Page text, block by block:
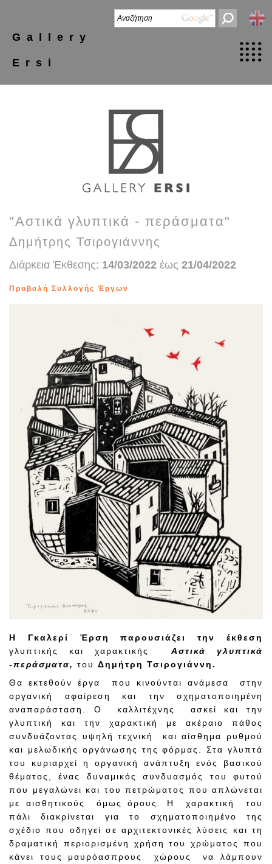
Gallery
Ersi
"Αστικά γλυπτικά - περάσματα"
Δημήτρης Τσιρογιάννης
Διάρκεια Έκθεσης: 14/03/2022 έως 21/04/2022
Προβολή Συλλογής Έργων
Η Γκαλερί Έρση παρουσιάζει την έκθεση
γλυπτικής και χαρακτικής
Αστικά γλυπτικά
-περάσματα, του Δημήτρη Τσιρογιάννη.
Θα εκτεθούν έργα που κινούνται ανάμεσα στην
οργανική αφαίρεση και την σχηματοποιημένη
αναπαράσταση. Ο καλλιτέχνης ασκεί και την
γλυπτική και την χαρακτική με ακέραιο πάθος
συνδυάζοντας υψηλή τεχνική και αίσθημα ρυθμού
και μελωδικής οργάνωσης της φόρμας. Στα γλυπτά
του κυριαρχεί η οργανική ανάπτυξη ενός βασικού
θέματος, ένας δυναμικός συνδυασμός του φυτού
που μεγαλώνει και του πετρώματος που απλώνεται
με αισθητικούς όμως όρους. Η χαρακτική του
πάλι διακρίνεται για το σχηματοποιημένο της
σχέδιο που οδηγεί σε αρχιτεκτονικές λύσεις και τη
δραματική περιορισμένη χρήση του χρώματος που
κάνει τους μαυρόασπρους χώρους να λάμπουν